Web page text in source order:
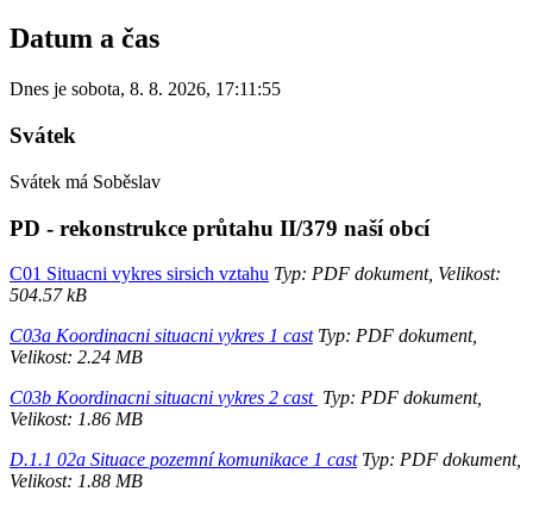
Datum a čas
Dnes je sobota, 8. 8. 2026, 17:11:55
Svátek
Svátek má Soběslav
PD - rekonstrukce průtahu II/379 naší obcí
C01 Situacni vykres sirsich vztahu Typ: PDF dokument, Velikost:
504.57 kB
C03a Koordinacni situacni vykres 1 castTyp: PDF dokument,
Velikost: 2.24 MB
C03b Koordinacni situacni vykres 2 cast Typ: PDF dokument,
Velikost: 1.86 MB
D.1.1 02a Situace pozemní komunikace 1 castTyp: PDF dokument,
Velikost: 1.88 MB